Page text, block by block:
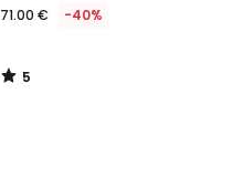
71.00 € -40%
5
/